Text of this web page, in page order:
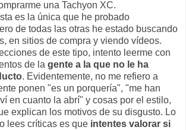
una Tachyon XC.
es la única que he probado
de todas las otras he estado buscando
en sitios de compra y viendo vídeos.
de este tipo, intento leerme con
de la gente a la que no le ha
. Evidentemente, no me refiero a
ponen "es un porquería", "me han
en cuanto la abrí" y cosas por el estilo,
explican los motivos de su disgusto. Lo
lees críticas es que intentes valorar si